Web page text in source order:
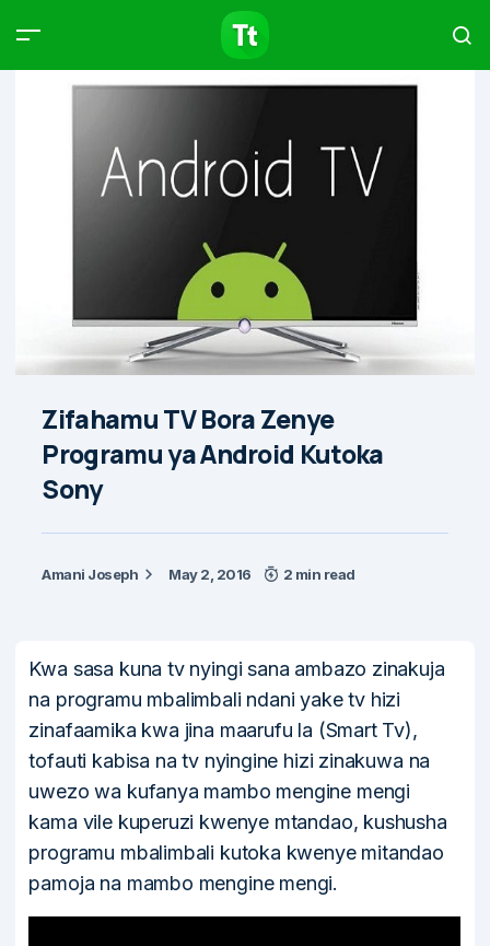
Zifahamu TV Bora Zenye
Programu ya Android Kutoka
Sony
Amani Joseph May 2, 2016 2 min read
Kwa sasa kuna tv nyingi sana ambazo zinakuja
na programu mbalimbali ndani yake tv hizi
zinafaamika kwa jina maarufu la (Smart Tv),
tofauti kabisa na tv nyingine hizi zinakuwa na
uwezo wa kufanya mambo mengine mengi
kama vile kuperuzi kwenye mtandao, kushusha
programu mbalimbali kutoka kwenye mitandao
pamoja na mambo mengine mengi.
Products Articles